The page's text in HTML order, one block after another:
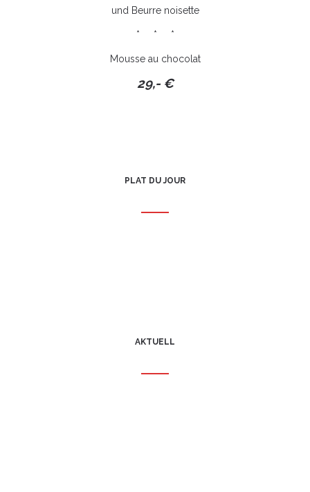
und Beurre noisette
* * *
Mousse au chocolat
29,- €
PLAT DU JOUR
AKTUELL